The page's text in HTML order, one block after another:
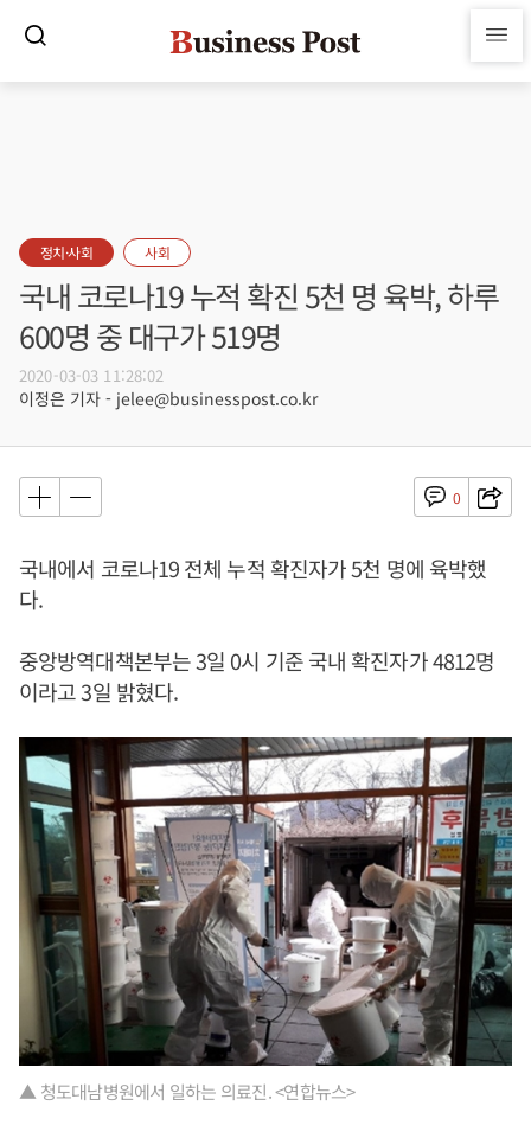
정치·사회 사회
국내 코로나19 누적 확진 5천 명 육박, 하루
600명 중 대구가 519명
2020-03-03 11:28:02
이정은 기자 - jelee@businesspost.co.kr
0
국내에서 코로나19 전체 누적 확진자가 5천 명에 육박했
다.
중앙방역대책본부는 3일 0시 기준 국내 확진자가 4812명
이라고 3일 밝혔다.
▲ 청도대남병원에서 일하는 의료진. <연합뉴스>